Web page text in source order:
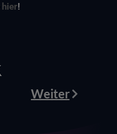
hier!
WeiterWeiter